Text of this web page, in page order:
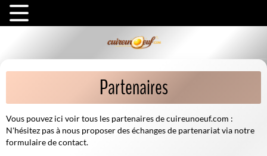
Partenaires
Vous pouvez ici voir tous les partenaires de cuireunoeuf.com :
N'hésitez pas à nous proposer des échanges de partenariat via notre
formulaire de contact.